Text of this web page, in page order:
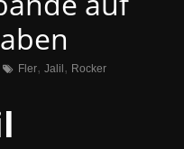
Fler, Jalil , Rocker